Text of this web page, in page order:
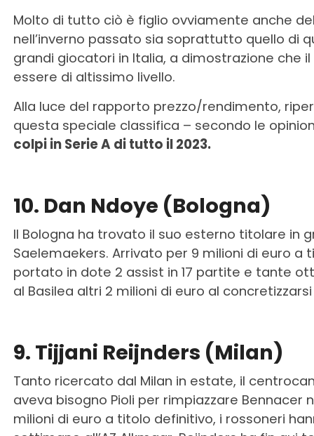
Molto di tutto ciò è figlio ovviamente anche
nell’inverno passato sia soprattutto quello di
grandi giocatori in Italia, a dimostrazione che
essere di altissimo livello.
Alla luce del rapporto prezzo/rendimento,
questa speciale classifica – secondo le
colpi in Serie A di tutto il 2023.
10. Dan Ndoye (Bologna)
Il Bologna ha trovato il suo esterno titolare in
Saelemaekers. Arrivato per 9 milioni di euro a
portato in dote 2 assist in 17 partite e tante
al Basilea altri 2 milioni di euro al
9. Tijjani Reijnders (Milan)
Tanto ricercato dal Milan in estate, il
aveva bisogno Pioli per rimpiazzare Bennacer
milioni di euro a titolo definitivo, i rossoneri